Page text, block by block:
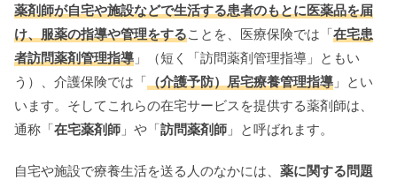
薬剤師が自宅や施設などで生活する患者のもとに医薬品を届
け、服薬の指導や管理をすることを、医療保険では「在宅患
者訪問薬剤管理指導 」（短く「訪問薬剤管理指導」ともい
う）、介護保険では「（介護予防）居宅療養管理指導 」とい
います。そしてこれらの在宅サービスを提供する薬剤師は、
通称「在宅薬剤師 」や「訪問薬剤師 」と呼ばれます。
自宅や施設で療養生活を送る人のなかには、 薬に関する問題